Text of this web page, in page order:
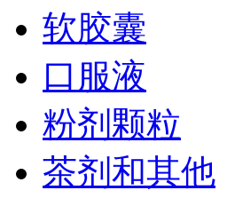
软胶囊
口服液
粉剂颗粒
茶剂和其他